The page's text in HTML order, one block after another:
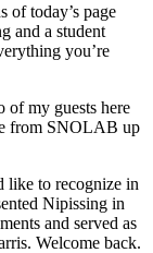
of today’s page
and a student
you’re
my guests here
from SNOLAB up
like to recognize in
Nipissing in
and served as
Welcome back.